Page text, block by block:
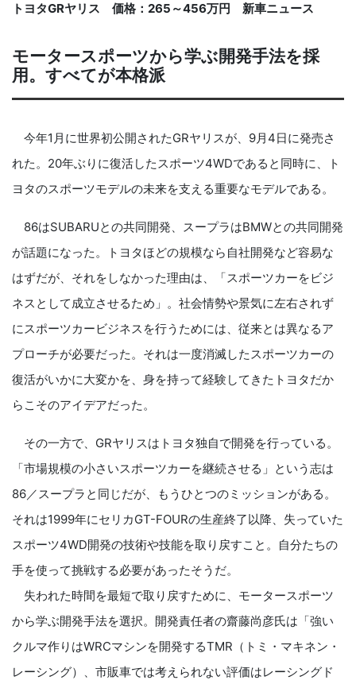
トヨタGRヤリス 価格：265～456万円 新車ニュース
モータースポーツから学ぶ開発手法を採
用。すべてが本格派
今年1月に世界初公開されたGRヤリスが、9月4日に発売さ
れた。20年ぶりに復活したスポーツ4WDであると同時に、ト
ヨタのスポーツモデルの未来を支える重要なモデルである。
86はSUBARUとの共同開発、スープラはBMWとの共同開発
が話題になった。トヨタほどの規模なら自社開発など容易な
はずだが、それをしなかった理由は、「スポーツカーをビジ
ネスとして成立させるため」。社会情勢や景気に左右されず
にスポーツカービジネスを行うためには、従来とは異なるア
プローチが必要だった。それは一度消滅したスポーツカーの
復活がいかに大変かを、身を持って経験してきたトヨタだか
らこそのアイデアだった。
その一方で、GRヤリスはトヨタ独自で開発を行っている。
「市場規模の小さいスポーツカーを継続させる」という志は
86／スープラと同じだが、もうひとつのミッションがある。
それは1999年にセリカGT-FOURの生産終了以降、失っていた
スポーツ4WD開発の技術や技能を取り戻すこと。自分たちの
手を使って挑戦する必要があったそうだ。
失われた時間を最短で取り戻すために、モータースポーツ
から学ぶ開発手法を選択。開発責任者の齋藤尚彦氏は「強い
クルマ作りはWRCマシンを開発するTMR（トミ・マキネン・
レーシング）、市販車では考えられない評価はレーシングド